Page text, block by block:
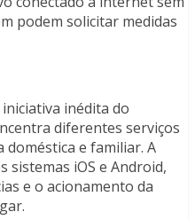
podem solicitar medidas
inédita do
diferentes serviços
doméstica e familiar. A
sistemas iOS e Android,
e o acionamento da